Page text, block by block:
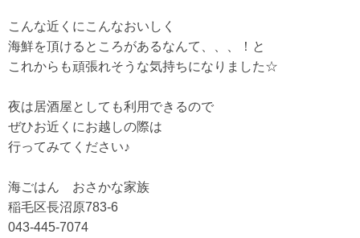
こんな近くにこんなおいしく
海鮮を頂けるところがあるなんて、、、！と
これからも頑張れそうな気持ちになりました☆
夜は居酒屋としても利用できるので
ぜひお近くにお越しの際は
行ってみてください♪
海ごはん おさかな家族
稲毛区長沼原783-6
043-445-7074